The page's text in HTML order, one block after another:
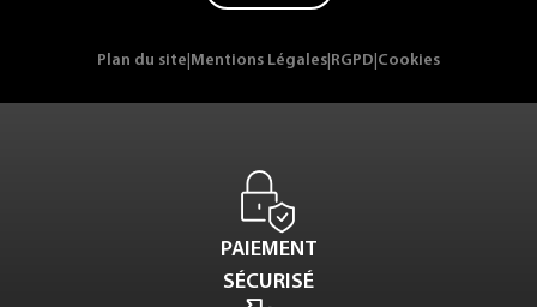
Plan du site Mentions Légales RGPD Cookies
PAIEMENT
SÉCURISÉ